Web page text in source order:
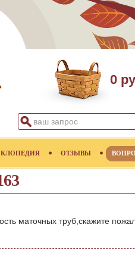
0
ОТЗЫВЫ
маточных труб,скажите